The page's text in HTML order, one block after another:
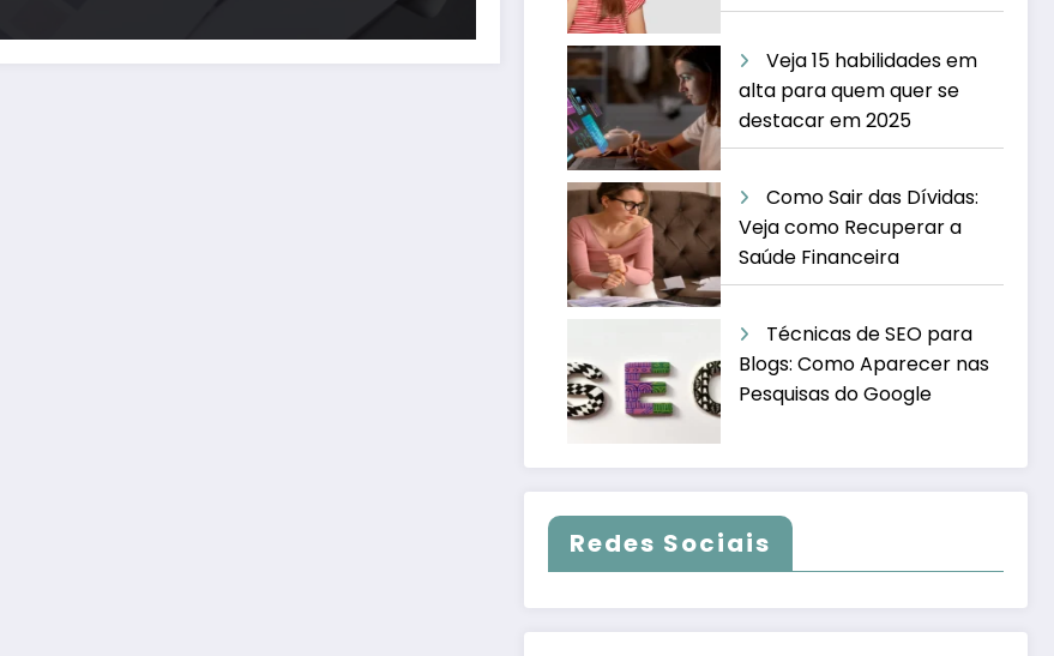
Veja 15 habilidades em
alta para quem quer se
destacar em 2025
Como Sair das Dívidas:
Veja como Recuperar a
Saúde Financeira
Técnicas de SEO para
Blogs: Como Aparecer nas
Pesquisas do Google
Redes Sociais